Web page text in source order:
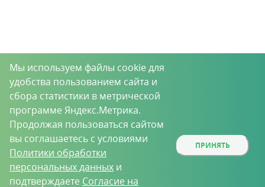
Мы используем файлы cookie для
удобства пользованием сайта и
сбора статистики в метрической
программе Яндекс.Метрика.
Продолжая пользоваться сайтом
вы соглашаетесь с условиями
Политики обработки
персональных данных и
подтверждаете Согласие на
ПРИНЯТЬ